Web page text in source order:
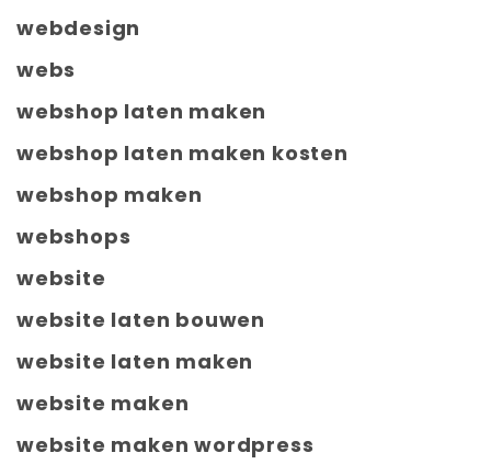
webdesign
webs
webshop laten maken
webshop laten maken kosten
webshop maken
webshops
website
website laten bouwen
website laten maken
website maken
website maken wordpress